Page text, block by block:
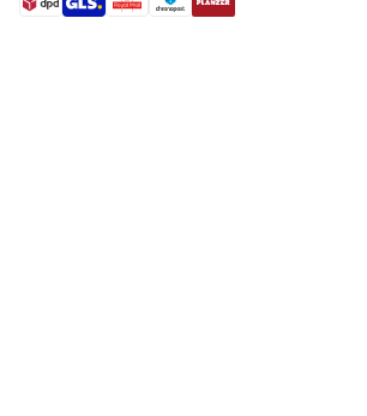
shipment methods